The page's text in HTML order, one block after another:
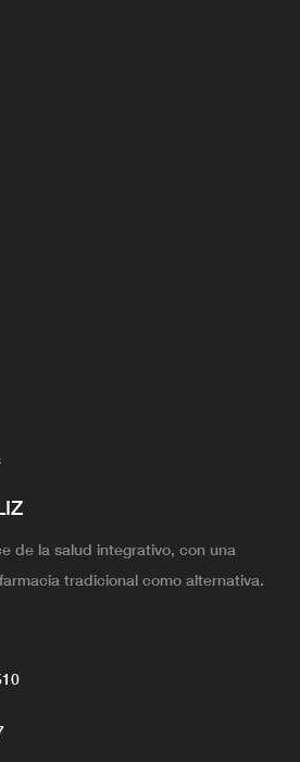
de la salud integrativo, con una
tradicional como alternativa.